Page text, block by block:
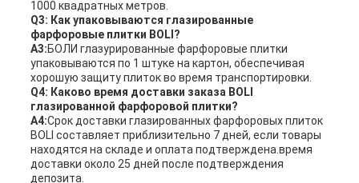
1000 квадратных метров.
Q3: Как упаковываются глазированные
фарфоровые плитки BOLI?
А3:БОЛИ глазурированные фарфоровые плитки
упаковываются по 1 штуке на картон, обеспечивая
хорошую защиту плиток во время транспортировки.
Q4: Каково время доставки заказа BOLI
глазированной фарфоровой плитки?
А4:Срок доставки глазированных фарфоровых плиток
BOLI составляет приблизительно 7 дней, если товары
находятся на складе и оплата подтверждена.время
доставки около 25 дней после подтверждения
депозита.